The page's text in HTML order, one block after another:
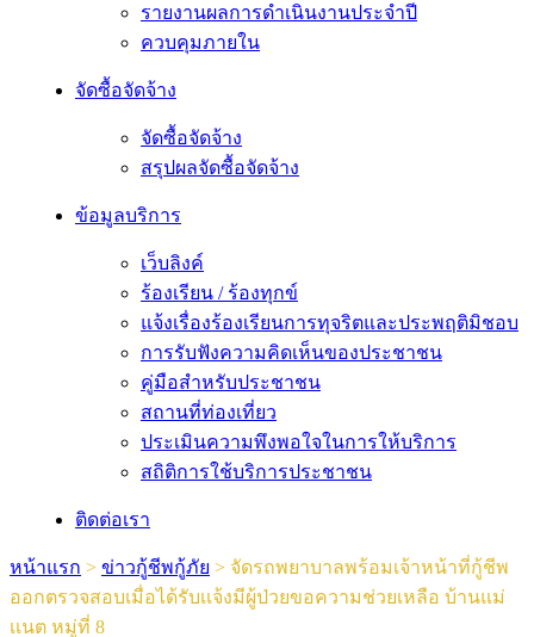
รายงานผลการดำเนินงานประจำปี
ควบคุมภายใน
จัดซื้อจัดจ้าง
จัดซื้อจัดจ้าง
สรุปผลจัดซื้อจัดจ้าง
ข้อมูลบริการ
เว็บลิงค์
ร้องเรียน / ร้องทุกข์
แจ้งเรื่องร้องเรียนการทุจริตและประพฤติมิชอบ
การรับฟังความคิดเห็นของประชาชน
คู่มือสำหรับประชาชน
สถานที่ท่องเที่ยว
ประเมินความพึงพอใจในการให้บริการ
สถิติการใช้บริการประชาชน
ติดต่อเรา
หน้าแรก > ข่าวกู้ชีพกู้ภัย > จัดรถพยาบาลพร้อมเจ้าหน้าที่กู้ชีพ
ออกตรวจสอบเมื่อได้รับเเจ้งมีผู้ป่วยขอความช่วยเหลือ บ้านแม่
เเนต หมู่ที่ 8